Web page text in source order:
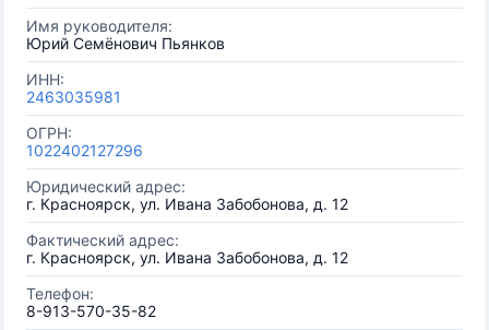
Имя руководителя:
Юрий Семёнович Пьянков
ИНН:
2463035981
ОГРН:
1022402127296
Юридический адрес:
г. Красноярск, ул. Ивана Забобонова, д. 12
Фактический адрес:
г. Красноярск, ул. Ивана Забобонова, д. 12
Телефон:
8-913-570-35-82